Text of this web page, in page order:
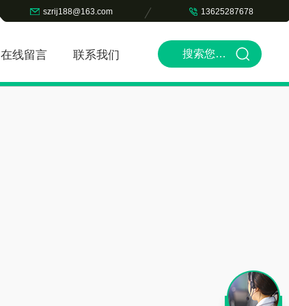
szrij188@163.com 13625287678
在线留言 联系我们